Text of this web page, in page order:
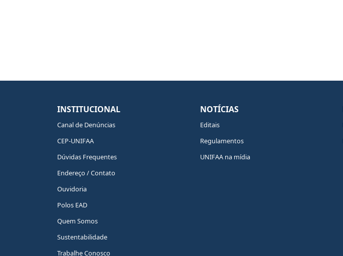
INSTITUCIONAL
Canal de Denúncias
CEP-UNIFAA
Dúvidas Frequentes
Endereço / Contato
Ouvidoria
Polos EAD
Quem Somos
Sustentabilidade
Trabalhe Conosco
NOTÍCIAS
Editais
Regulamentos
UNIFAA na mídia